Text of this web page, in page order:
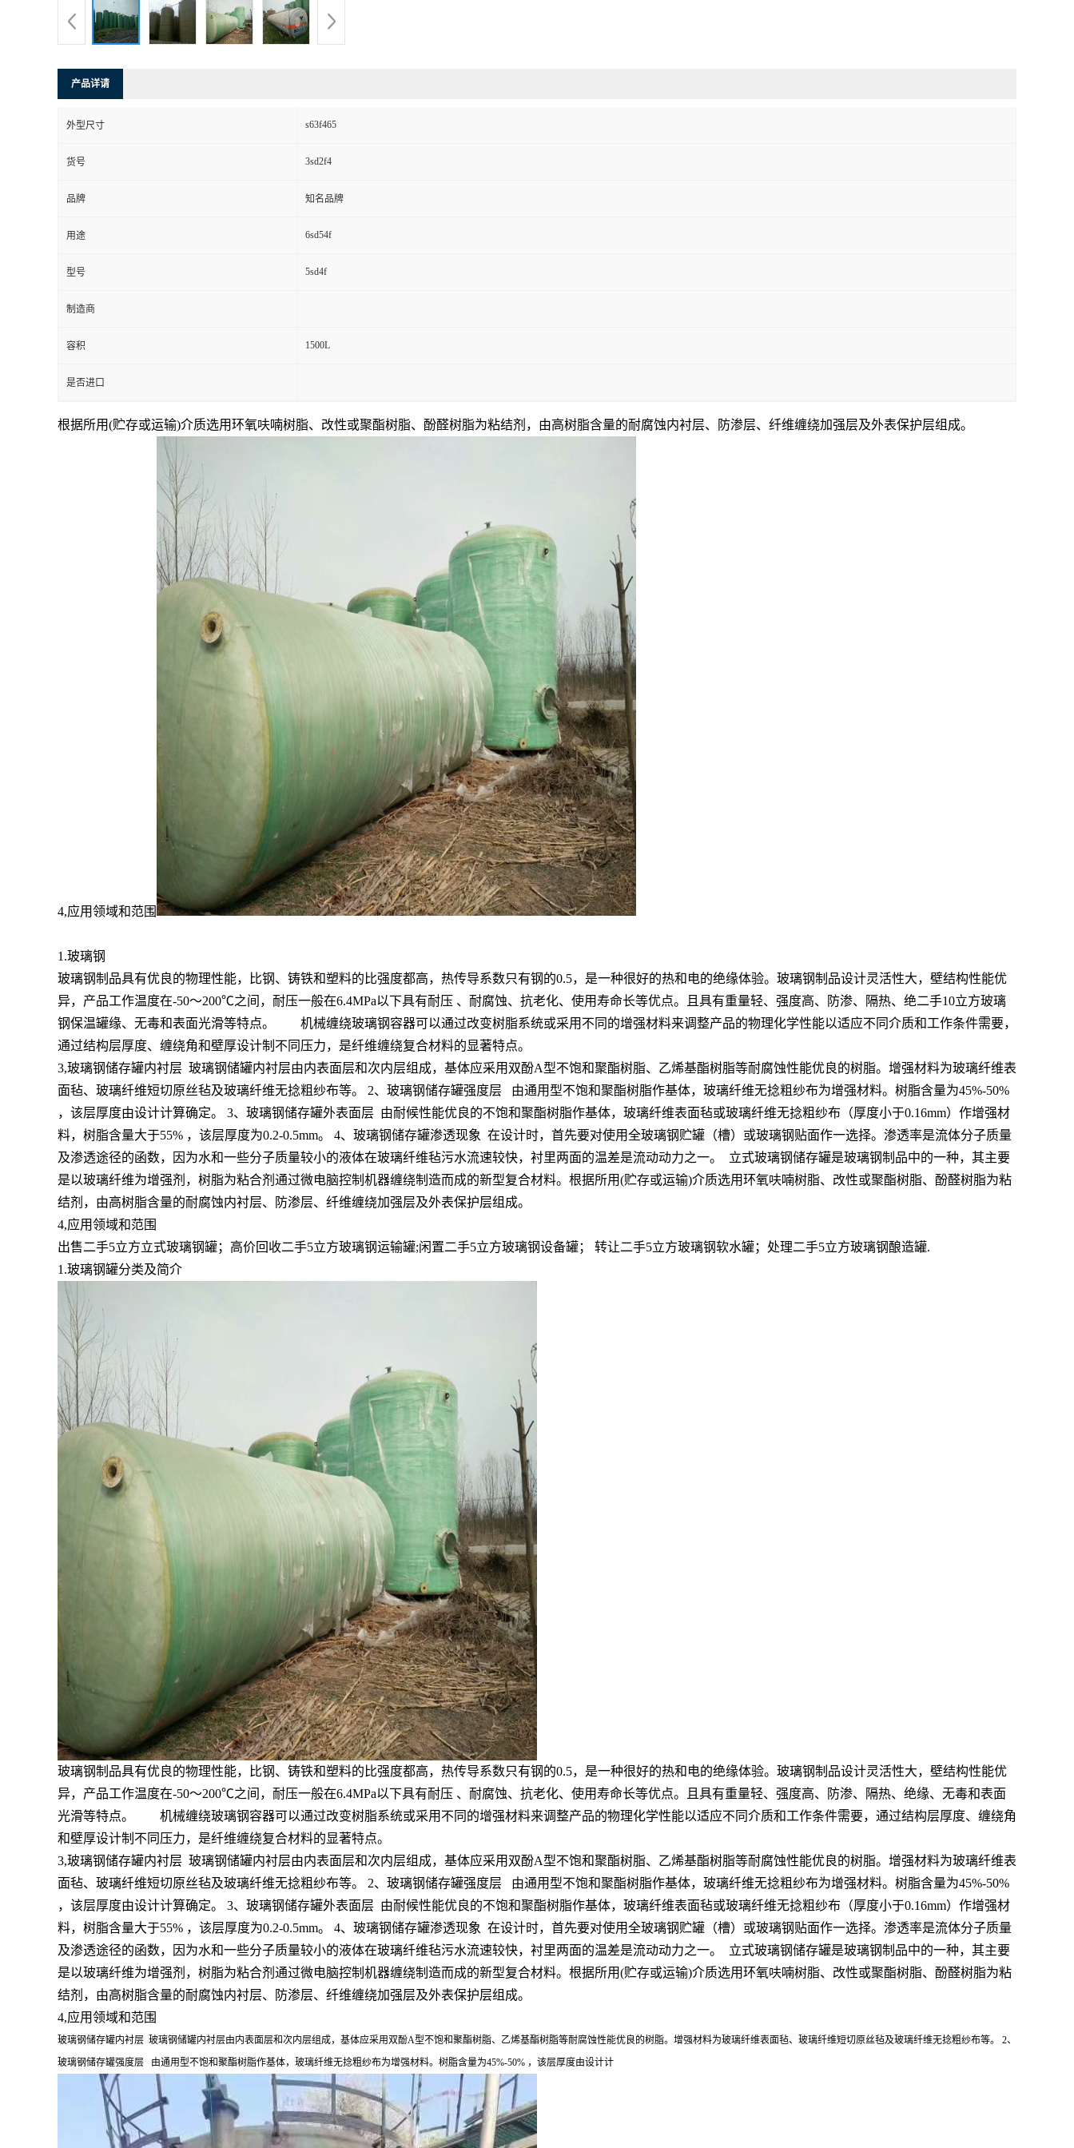
产品详请
外型尺寸 s63f465
货号 3sd2f4
品牌 知名品牌
用途 6sd54f
型号 5sd4f
制造商
容积 1500L
是否进口
根据所用(贮存或运输)介质选用环氧呋喃树脂、改性或聚酯树脂、酚醛树脂为粘结剂，由高树脂含量的耐腐蚀内衬层、防渗层、纤维缠绕加强层及外表保护层组成。
4,应用领域和范围
1.玻璃钢
玻璃钢制品具有优良的物理性能，比钢、铸铁和塑料的比强度都高，热传导系数只有钢的0.5，是一种很好的热和电的绝缘体验。玻璃钢制品设计灵活性大，壁结构性能优
异，产品工作温度在-50～200℃之间，耐压一般在6.4MPa以下具有耐压 、耐腐蚀、抗老化、使用寿命长等优点。且具有重量轻、强度高、防渗、隔热、绝二手10立方玻璃
钢保温罐缘、无毒和表面光滑等特点。 机械缠绕玻璃钢容器可以通过改变树脂系统或采用不同的增强材料来调整产品的物理化学性能以适应不同介质和工作条件需要，
通过结构层厚度、缠绕角和壁厚设计制不同压力，是纤维缠绕复合材料的显著特点。
3,玻璃钢储存罐内衬层 玻璃钢储罐内衬层由内表面层和次内层组成，基体应采用双酚A型不饱和聚酯树脂、乙烯基酯树脂等耐腐蚀性能优良的树脂。增强材料为玻璃纤维表
面毡、玻璃纤维短切原丝毡及玻璃纤维无捻粗纱布等。 2、玻璃钢储存罐强度层 由通用型不饱和聚酯树脂作基体，玻璃纤维无捻粗纱布为增强材料。树脂含量为45%-50%
，该层厚度由设计计算确定。 3、玻璃钢储存罐外表面层 由耐候性能优良的不饱和聚酯树脂作基体，玻璃纤维表面毡或玻璃纤维无捻粗纱布（厚度小于0.16mm）作增强材
料，树脂含量大于55% ，该层厚度为0.2-0.5mm。 4、玻璃钢储存罐渗透现象 在设计时，首先要对使用全玻璃钢贮罐（槽）或玻璃钢贴面作一选择。渗透率是流体分子质量
及渗透途径的函数，因为水和一些分子质量较小的液体在玻璃纤维毡污水流速较快，衬里两面的温差是流动动力之一。 立式玻璃钢储存罐是玻璃钢制品中的一种，其主要
是以玻璃纤维为增强剂，树脂为粘合剂通过微电脑控制机器缠绕制造而成的新型复合材料。根据所用(贮存或运输)介质选用环氧呋喃树脂、改性或聚酯树脂、酚醛树脂为粘
结剂，由高树脂含量的耐腐蚀内衬层、防渗层、纤维缠绕加强层及外表保护层组成。
4,应用领域和范围
出售二手5立方立式玻璃钢罐；高价回收二手5立方玻璃钢运输罐;闲置二手5立方玻璃钢设备罐； 转让二手5立方玻璃钢软水罐；处理二手5立方玻璃钢酿造罐.
1.玻璃钢罐分类及简介
玻璃钢制品具有优良的物理性能，比钢、铸铁和塑料的比强度都高，热传导系数只有钢的0.5，是一种很好的热和电的绝缘体验。玻璃钢制品设计灵活性大，壁结构性能优
异，产品工作温度在-50～200℃之间，耐压一般在6.4MPa以下具有耐压 、耐腐蚀、抗老化、使用寿命长等优点。且具有重量轻、强度高、防渗、隔热、绝缘、无毒和表面
光滑等特点。 机械缠绕玻璃钢容器可以通过改变树脂系统或采用不同的增强材料来调整产品的物理化学性能以适应不同介质和工作条件需要，通过结构层厚度、缠绕角
和壁厚设计制不同压力，是纤维缠绕复合材料的显著特点。
3,玻璃钢储存罐内衬层 玻璃钢储罐内衬层由内表面层和次内层组成，基体应采用双酚A型不饱和聚酯树脂、乙烯基酯树脂等耐腐蚀性能优良的树脂。增强材料为玻璃纤维表
面毡、玻璃纤维短切原丝毡及玻璃纤维无捻粗纱布等。 2、玻璃钢储存罐强度层 由通用型不饱和聚酯树脂作基体，玻璃纤维无捻粗纱布为增强材料。树脂含量为45%-50%
，该层厚度由设计计算确定。 3、玻璃钢储存罐外表面层 由耐候性能优良的不饱和聚酯树脂作基体，玻璃纤维表面毡或玻璃纤维无捻粗纱布（厚度小于0.16mm）作增强材
料，树脂含量大于55% ，该层厚度为0.2-0.5mm。 4、玻璃钢储存罐渗透现象 在设计时，首先要对使用全玻璃钢贮罐（槽）或玻璃钢贴面作一选择。渗透率是流体分子质量
及渗透途径的函数，因为水和一些分子质量较小的液体在玻璃纤维毡污水流速较快，衬里两面的温差是流动动力之一。 立式玻璃钢储存罐是玻璃钢制品中的一种，其主要
是以玻璃纤维为增强剂，树脂为粘合剂通过微电脑控制机器缠绕制造而成的新型复合材料。根据所用(贮存或运输)介质选用环氧呋喃树脂、改性或聚酯树脂、酚醛树脂为粘
结剂，由高树脂含量的耐腐蚀内衬层、防渗层、纤维缠绕加强层及外表保护层组成。
4,应用领域和范围
玻璃钢储存罐内衬层 玻璃钢储罐内衬层由内表面层和次内层组成，基体应采用双酚A型不饱和聚酯树脂、乙烯基酯树脂等耐腐蚀性能优良的树脂。增强材料为玻璃纤维表面毡、玻璃纤维短切原丝毡及玻璃纤维无捻粗纱布等。 2、
玻璃钢储存罐强度层 由通用型不饱和聚酯树脂作基体，玻璃纤维无捻粗纱布为增强材料。树脂含量为45%-50% ，该层厚度由设计计